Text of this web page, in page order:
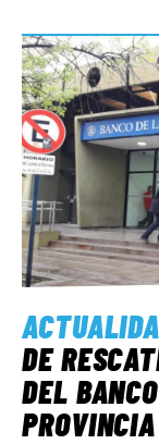
DE
DEL
PROVINCIA